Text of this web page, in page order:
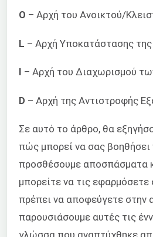
O – Αρχή του Ανοικτού/
L – Αρχή Υποκατάστασης
I – Αρχή του Διαχωρισμού
D – Αρχή της Αντιστροφής
Σε αυτό το άρθρο, θα
πώς μπορεί να σας
προσθέσουμε αποσπάσματα
μπορείτε να τις
πρέπει να αποφεύγετε στην
παρουσιάσουμε αυτές τις
γλώσσα που αναπτύχθηκε